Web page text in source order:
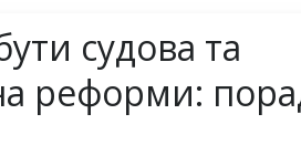
судова та
реформи: